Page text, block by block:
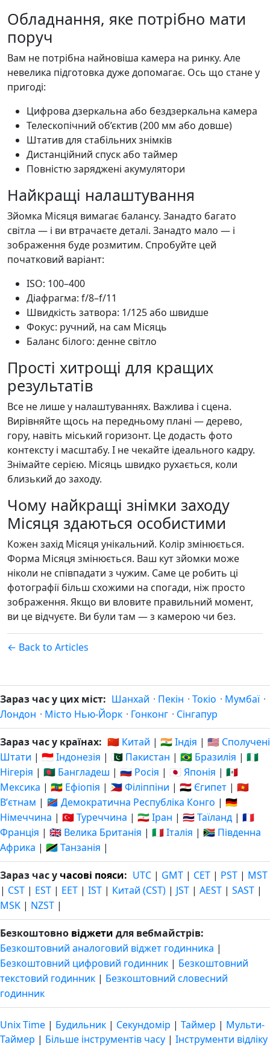
Обладнання, яке потрібно мати
поруч
Вам не потрібна найновіша камера на ринку. Але
невелика підготовка дуже допомагає. Ось що стане у
пригоді:
Цифрова дзеркальна або бездзеркальна камера
Телескопічний об’єктив (200 мм або довше)
Штатив для стабільних знімків
Дистанційний спуск або таймер
Повністю заряджені акумулятори
Найкращі налаштування
Зйомка Місяця вимагає балансу. Занадто багато
світла — і ви втрачаєте деталі. Занадто мало — і
зображення буде розмитим. Спробуйте цей
початковий варіант:
ISO: 100–400
Діафрагма: f/8–f/11
Швидкість затвора: 1/125 або швидше
Фокус: ручний, на сам Місяць
Баланс білого: денне світло
Прості хитрощі для кращих
результатів
Все не лише у налаштуваннях. Важлива і сцена.
Вирівняйте щось на передньому плані — дерево,
гору, навіть міський горизонт. Це додасть фото
контексту і масштабу. І не чекайте ідеального кадру.
Знімайте серією. Місяць швидко рухається, коли
близький до заходу.
Чому найкращі знімки заходу
Місяця здаються особистими
Кожен захід Місяця унікальний. Колір змінюється.
Форма Місяця змінюється. Ваш кут зйомки може
ніколи не співпадати з чужим. Саме це робить ці
фотографії більш схожими на спогади, ніж просто
зображення. Якщо ви вловите правильний момент,
ви це відчуєте. Ви були там — з камерою чи без.
← Back to Articles
Зараз час у цих міст: Шанхай · Пекін · Токіо · Мумбаї ·
Лондон · Місто Нью-Йорк · Гонконг · Сінгапур
Зараз час у країнах: 🇨🇳 Китай | 🇮🇳 Індія | 🇺🇸 Сполучені
Штати | 🇮🇩 Індонезія | 🇵🇰 Пакистан | 🇧🇷 Бразилія | 🇳🇬
Нігерія | 🇧🇩 Бангладеш | 🇷🇺 Росія | 🇯🇵 Японія | 🇲🇽
Мексика | 🇪🇹 Ефіопія | 🇵🇭 Філіппіни | 🇪🇬 Єгипет | 🇻🇳
Вʼєтнам | 🇨🇩 Демократична Республіка Конго | 🇩🇪
Німеччина | 🇹🇷 Туреччина | 🇮🇷 Іран | 🇹🇭 Таїланд | 🇫🇷
Франція | 🇬🇧 Велика Британія | 🇮🇹 Італія | 🇿🇦 Південна
Африка | 🇹🇿 Танзанія |
Зараз час у часові пояси: UTC | GMT | CET | PST | MST
| CST | EST | EET | IST | Китай (CST) | JST | AEST | SAST |
MSK | NZST |
Безкоштовно віджети для вебмайстрів:
Безкоштовний аналоговий віджет годинника |
Безкоштовний цифровий годинник | Безкоштовний
текстовий годинник | Безкоштовний словесний
годинник
Unix Time | Будильник | Секундомір | Таймер | Мульти-
Таймер | Більше інструментів часу | Інструменти відліку